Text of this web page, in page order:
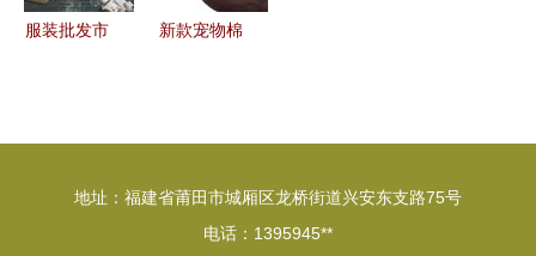
服装批发市
新款宠物棉
地址：福建省莆田市城厢区龙桥街道兴安东支路75号
电话：1395945**